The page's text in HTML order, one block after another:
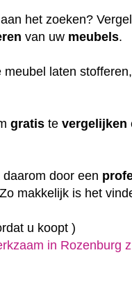
het zoeken?
van uw meubels.
meubel laten
gratis tevergelijken
daarom door een
makkelijk is het
u koopt )
in Rozenburg